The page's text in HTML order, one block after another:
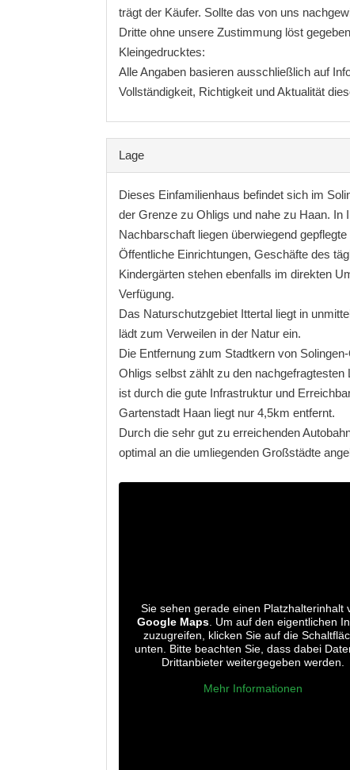
trägt der Käufer. Sollte das von uns
Dritte ohne unsere Zustimmung löst
Kleingedrucktes:
Alle Angaben basieren ausschließlich auf
Vollständigkeit, Richtigkeit und Aktualität
Lage
Dieses Einfamilienhaus befindet sich im
der Grenze zu Ohligs und nahe zu Haan. In
Nachbarschaft liegen überwiegend
Öffentliche Einrichtungen, Geschäfte des
Kindergärten stehen ebenfalls im direkten
Verfügung.
Das Naturschutzgebiet Ittertal liegt in
lädt zum Verweilen in der Natur ein.
Die Entfernung zum Stadtkern von
Ohligs selbst zählt zu den nachgefragtesten
ist durch die gute Infrastruktur und
Gartenstadt Haan liegt nur 4,5km entfernt.
Durch die sehr gut zu erreichenden
optimal an die umliegenden Großstädte
Sie sehen gerade einen Platzhalterinhalt
Google Maps . Um auf den eigentlichen
zuzugreifen, klicken Sie auf die
unten. Bitte beachten Sie, dass dabei
Drittanbieter weitergegeben werden.
Mehr Informationen